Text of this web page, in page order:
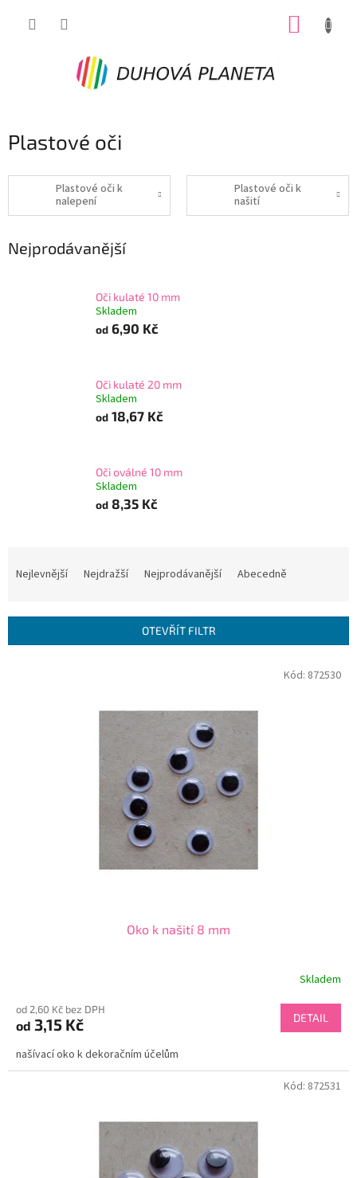
Plastové oči
Plastové oči k
nalepení
Plastové oči k
našití
Nejprodávanější
Oči kulaté 10 mm
Skladem
od 6,90 Kč
Oči kulaté 20 mm
Skladem
od 18,67 Kč
Oči oválné 10 mm
Skladem
od 8,35 Kč
í
Nejlevnější Nejdražší Nejprodávanější Abecedně
OTEVŘÍT FILTR
Oko k našití 8 mm
Skladem
od 2,60 Kč bez DPH
od 3,15 Kč DETAIL
našívací oko k dekoračním účelům
Kód: 872530
Kód: 872531